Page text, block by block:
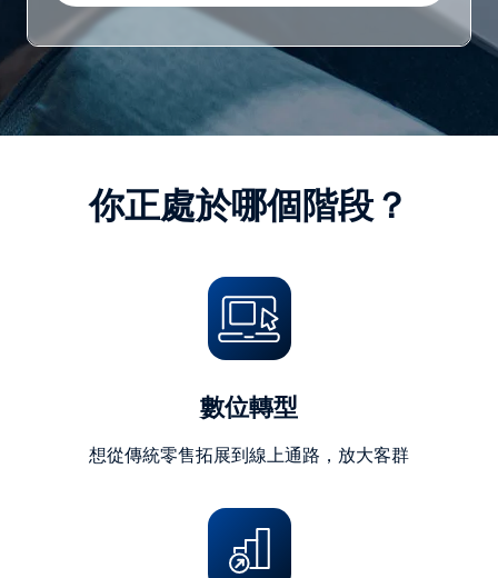
字
你正處於哪個階段？
數位轉型
想從傳統零售拓展到線上通路，放大客群